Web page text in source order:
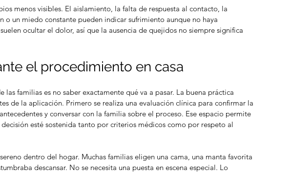
menos visibles. El aislamiento, la falta de respuesta al contacto, la
o un miedo constante pueden indicar sufrimiento aunque no haya
ocultar el dolor, así que la ausencia de quejidos no siempre significa
el procedimiento en casa
las familias es no saber exactamente qué va a pasar. La buena práctica
de la aplicación. Primero se realiza una evaluación clínica para confirmar la
y conversar con la familia sobre el proceso. Ese espacio permite
esté sostenida tanto por criterios médicos como por respeto al
dentro del hogar. Muchas familias eligen una cama, una manta favorita
descansar. No se necesita una puesta en escena especial. Lo